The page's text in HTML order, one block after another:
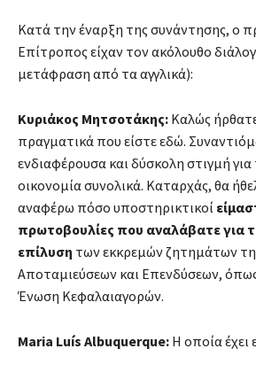
Κατά την έναρξη της συνάντησης, ο
Επίτροπος είχαν τον ακόλουθο
μετάφραση από τα αγγλικά):
Κυριάκος Μητσοτάκης: Καλώς
πραγματικά που είστε εδώ.
ενδιαφέρουσα και δύσκολη στιγμή
οικονομία συνολικά. Καταρχάς, θα
αναφέρω πόσο υποστηρικτικοί
πρωτοβουλίες που αναλάβατε για
επίλυση των εκκρεμών ζητημάτων
Αποταμιεύσεων και Επενδύσεων,
Ένωση Κεφαλαιαγορών.
Maria Luís Albuquerque: Η οποία έχει